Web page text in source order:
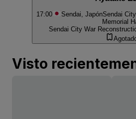
17:00 Sendai, JapónSendai
Memorial
Sendai City War
Visto